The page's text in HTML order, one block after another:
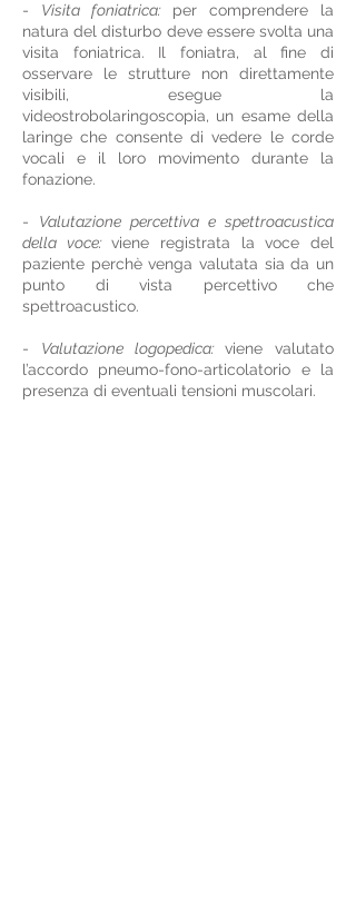
- Visita foniatrica: per comprendere la
natura del disturbo deve essere svolta una
visita foniatrica. Il foniatra, al fine di
osservare le strutture non direttamente
visibili, esegue la
videostrobolaringoscopia, un esame della
laringe che consente di vedere le corde
vocali e il loro movimento durante la
fonazione.
- Valutazione percettiva e spettroacustica
della voce:viene registrata la voce del
paziente perchè venga valutata sia da un
punto di vista percettivo che
spettroacustico.
- Valutazione logopedica:viene valutato
l’accordo pneumo-fono-articolatorio e la
presenza di eventuali tensioni muscolari.